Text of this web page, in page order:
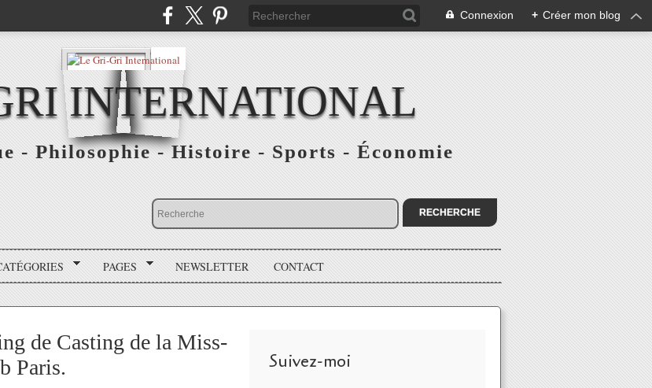
Connexion + Créer mon blog
INTERNATIONAL
- Philosophie - Histoire - Sports - Économie
PAGES NEWSLETTER CONTACT
de Casting de la Miss-
Paris.
Suivez-moi